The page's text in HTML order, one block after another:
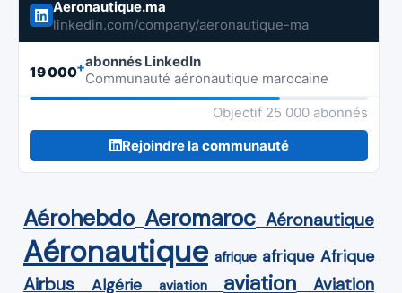
Aeronautique.ma
linkedin.com/company/aeronautique-ma
19 000+abonnés LinkedIn
Communauté aéronautique marocaine
Objectif 25 000 abonnés
Rejoindre la communauté
Aérohebdo Aeromaroc Aéronautique
Aéronautique afrique afrique Afrique
Airbus Algérie aviation aviation Aviation